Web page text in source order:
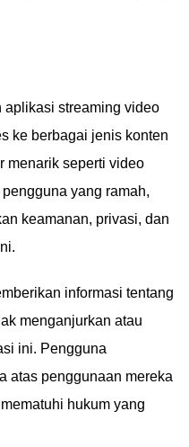
aplikasi streaming video
ke berbagai jenis konten
menarik seperti video
yang ramah,
keamanan, privasi, dan
informasi tentang
menganjurkan atau
ini. Pengguna
atas penggunaan mereka
hukum yang